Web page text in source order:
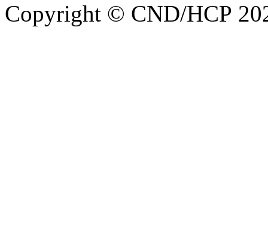
Copyright © CND/HCP